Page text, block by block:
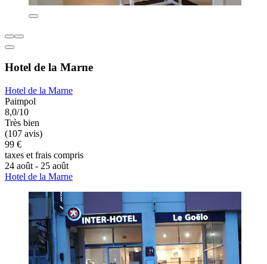
Hotel de la Marne
Hotel de la Marne
Paimpol
8,0/10
Très bien
(107 avis)
99 €
taxes et frais compris
24 août - 25 août
Hotel de la Marne